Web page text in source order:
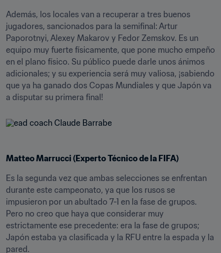
Además, los locales van a recuperar a tres buenos
jugadores, sancionados para la semifinal: Artur
Paporotnyi, Alexey Makarov y Fedor Zemskov. Es un
equipo muy fuerte físicamente, que pone mucho empeño
en el plano físico. Su público puede darle unos ánimos
adicionales; y su experiencia será muy valiosa, ¡sabiendo
que ya ha ganado dos Copas Mundiales y que Japón va
a disputar su primera final!
Matteo Marrucci (Experto Técnico de la FIFA)
Es la segunda vez que ambas selecciones se enfrentan
durante este campeonato, ya que los rusos se
impusieron por un abultado 7-1 en la fase de grupos.
Pero no creo que haya que considerar muy
estrictamente ese precedente: era la fase de grupos;
Japón estaba ya clasificada y la RFU entre la espada y la
pared.